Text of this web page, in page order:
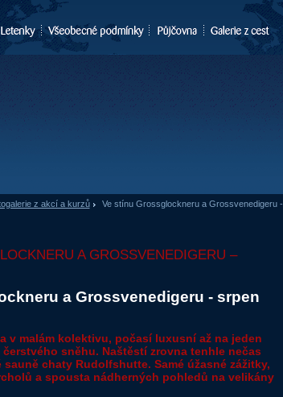
z akcí a kurzů»
Ve stínu Grossglockneru a Grossvenedigeru -
A GROSSVENEDIGERU –
a Grossvenedigeru - srpen
v malám kolektivu, počasí luxusní až na jeden
sněhu. Naštěstí zrovna tenhle nečas
chaty Rudolfshutte. Samé úžasné zážitky,
a spousta nádherných pohledů na velikány